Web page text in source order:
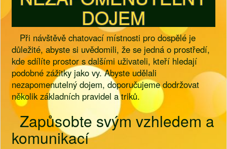
DOJEM
Při návštěvě chatovací místnosti pro dospělé je
důležité, abyste si uvědomili, že se jedná o prostředí,
kde sdílíte prostor s dalšími uživateli, kteří hledají
podobné zážitky jako vy. Abyste udělali
nezapomenutelný dojem, doporučujeme dodržovat
několik základních pravidel a triků.
Zapůsobte svým vzhledem a
komunikací